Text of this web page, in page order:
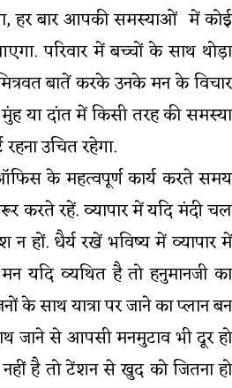
हर बार आपकी समस्याओं में कोई
परिवार में बच्चों के साथ थोड़ा
बातें करके उनके मन के विचार
या दांत में किसी तरह की समस्या
उचित रहेगा.
के महत्वपूर्ण कार्य करते समय
करते रहें. व्यापार में यदि मंदी चल
न हों. धैर्य रखें भविष्य में व्यापार में
मन यदि व्यथित है तो हनुमानजी का
के साथ यात्रा पर जाने का प्लान बन
जाने से आपसी मनमुटाव भी दूर हो
है तो टेंशन से खुद को जितना हो